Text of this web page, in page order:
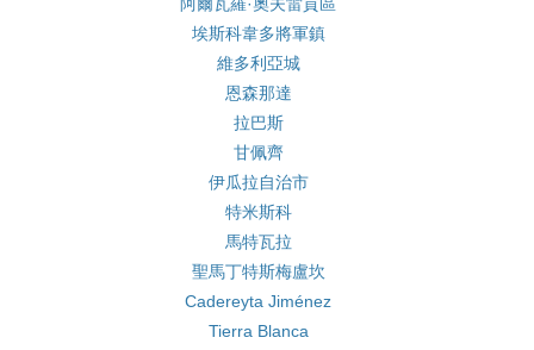
埃斯科韋多將軍鎮
維多利亞城
恩森那達
拉巴斯
甘佩齊
伊瓜拉自治市
特米斯科
馬特瓦拉
聖馬丁特斯梅盧坎
Cadereyta Jiménez
Tierra Blanca